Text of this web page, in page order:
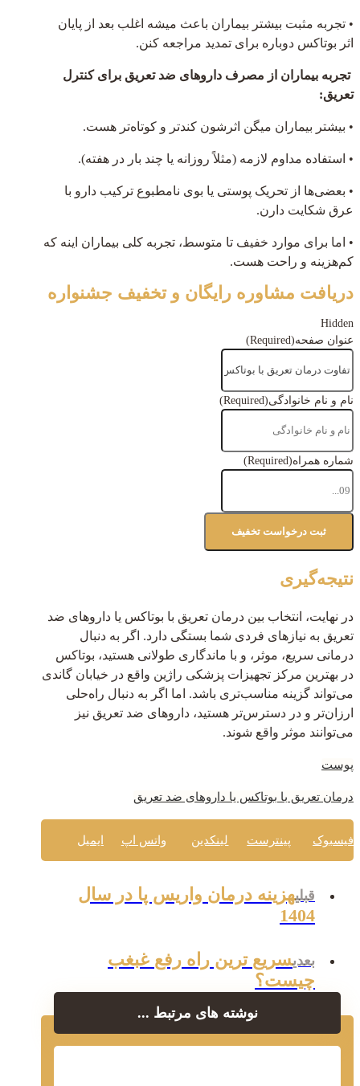
• تجربه مثبت بیشتر بیماران باعث میشه اغلب بعد از پایان
اثر بوتاکس دوباره برای تمدید مراجعه کنن.
تجربه بیماران از مصرف داروهای ضد تعریق برای کنترل
تعریق:
• بیشتر بیماران میگن اثرشون کندتر و کوتاه‌تر هست.
• استفاده مداوم لازمه (مثلاً روزانه یا چند بار در هفته).
• بعضی‌ها از تحریک پوستی یا بوی نامطبوع ترکیب دارو با
عرق شکایت دارن.
• اما برای موارد خفیف تا متوسط، تجربه کلی بیماران اینه که
کم‌هزینه و راحت هست.
دریافت مشاوره رایگان و تخفیف جشنواره
Hidden
عنوان صفحه(Required)
نام و نام خانوادگی(Required)
شماره همراه(Required)
نتیجه‌گیری
در نهایت، انتخاب بین درمان تعریق با بوتاکس یا داروهای ضد
تعریق به نیازهای فردی شما بستگی دارد. اگر به دنبال
درمانی سریع، موثر، و با ماندگاری طولانی هستید، بوتاکس
در بهترین مرکز تجهیزات پزشکی راژین واقع در خیابان گاندی
می‌تواند گزینه مناسب‌تری باشد. اما اگر به دنبال راه‌حلی
ارزان‌تر و در دسترس‌تر هستید، داروهای ضد تعریق نیز
می‌توانند موثر واقع شوند.
پوست
درمان تعریق با بوتاکس یا داروهای ضد تعریق
فیسبوک پینترست لینکدین واتس اپ ایمیل
قبلیهزینه درمان واریس پا در سال
1404
بعدیسریع ترین راه رفع غبغب
چیست؟
نوشته های مرتبط ...